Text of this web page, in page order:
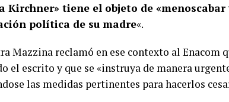
Kirchner» tiene el objeto de
política de su madre«.
Mazzina reclamó en ese contexto al Enacom
el escrito y que se «instruya de manera
las medidas pertinentes para hacerlos